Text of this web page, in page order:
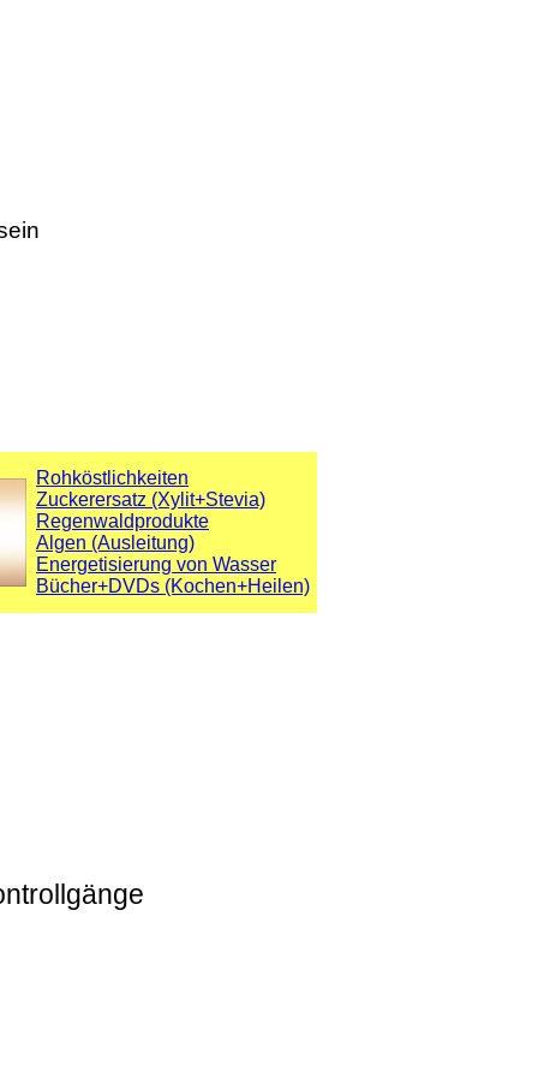
Rohköstlichkeiten
Zuckerersatz (Xylit+Stevia)
Regenwaldprodukte
Algen (Ausleitung)
Energetisierung von Wasser
Bücher+DVDs (Kochen+Heilen)